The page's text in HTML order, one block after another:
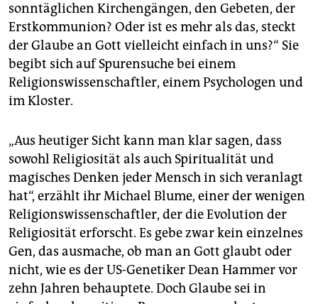
sonntäglichen Kirchengängen, den Gebeten, der
Erstkommunion? Oder ist es mehr als das, steckt
der Glaube an Gott vielleicht einfach in uns?“ Sie
begibt sich auf Spurensuche bei einem
Religionswissenschaftler, einem Psychologen und
im Kloster.
„Aus heutiger Sicht kann man klar sagen, dass
sowohl Religiosität als auch Spiritualität und
magisches Denken jeder Mensch in sich veranlagt
hat“, erzählt ihr Michael Blume, einer der wenigen
Religionswissenschaftler, der die Evolution der
Religiosität erforscht. Es gebe zwar kein einzelnes
Gen, das ausmache, ob man an Gott glaubt oder
nicht, wie es der US-Genetiker Dean Hammer vor
zehn Jahren behauptete. Doch Glaube sei in